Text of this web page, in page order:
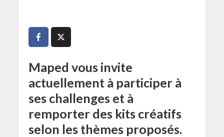
Maped vous invite
actuellement à participer à
ses challenges et à
remporter des kits créatifs
selon les thèmes proposés.